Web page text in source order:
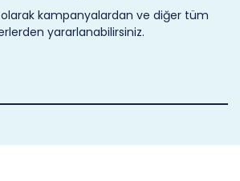
kampanyalardan ve diğer tüm
yararlanabilirsiniz.